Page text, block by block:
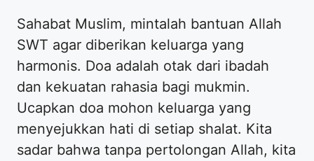
Sahabat Muslim, mintalah bantuan Allah
SWT agar diberikan keluarga yang
harmonis. Doa adalah otak dari ibadah
dan kekuatan rahasia bagi mukmin.
Ucapkan doa mohon keluarga yang
menyejukkan hati di setiap shalat. Kita
sadar bahwa tanpa pertolongan Allah, kita